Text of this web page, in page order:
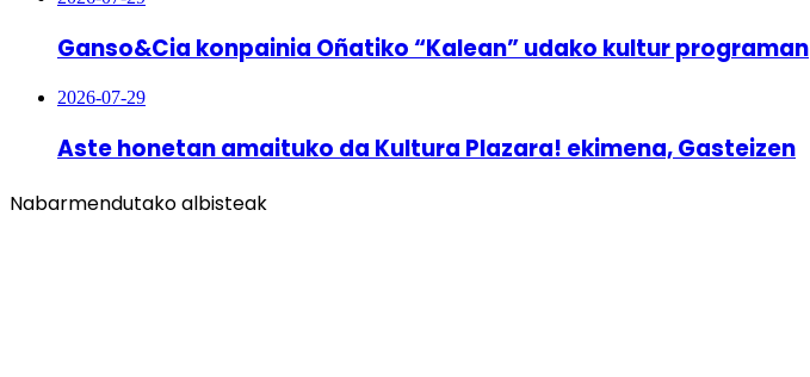
Ganso&Cia konpainia Oñatiko “Kalean” udako kultur programan
2026-07-29
Aste honetan amaituko da Kultura Plazara! ekimena, Gasteizen
Nabarmendutako albisteak